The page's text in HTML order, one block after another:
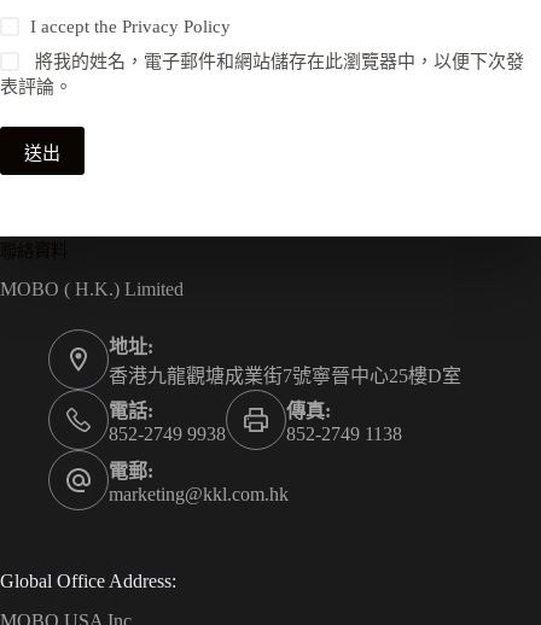
I accept thePrivacy Policy
將我的姓名，電子郵件和網站儲存在此瀏覽器中，以便下次發
表評論。
送出
MOBO ( H.K.) Limited
地址:
香港九龍觀塘成業街7號寧晉中心25樓D室
電話:
852-2749 9938
傳真:
852-2749 1138
電郵:
marketing@kkl.com.hk
Global Office Address:
MOBO USA Inc.